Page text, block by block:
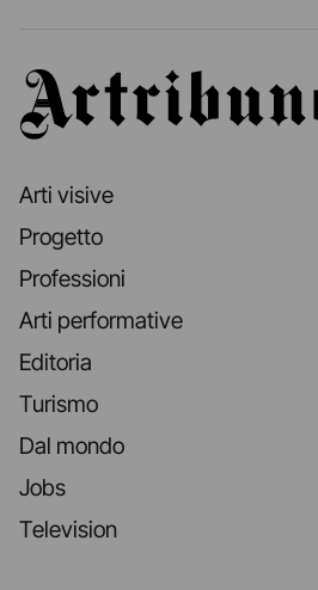
Artribune
Arti visive
Progetto
Professioni
Arti performative
Editoria
Turismo
Dal mondo
Jobs
Television